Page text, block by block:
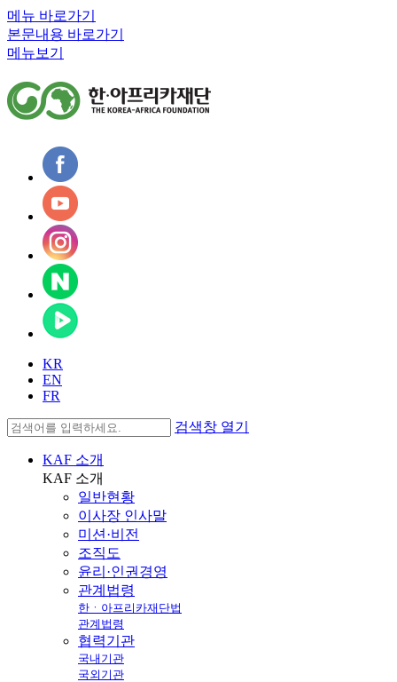
메뉴 바로가기
본문내용 바로가기
메뉴보기
KR
EN
FR
검색창 열기
KAF 소개
KAF 소개
일반현황
이사장 인사말
미션·비전
조직도
윤리·인권경영
관계법령
한ㆍ아프리카재단법
관계법령
협력기관
국내기관
국외기관